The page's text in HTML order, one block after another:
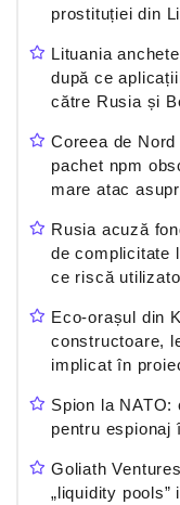
prostituției din
Lituania
după ce
către Rusia și
Coreea de
pachet npm
mare atac
Rusia acuză
de complicitate
ce riscă
Eco-orașul din
constructoare,
implicat în
Spion la
pentru espionaj
Goliath
„liquidity